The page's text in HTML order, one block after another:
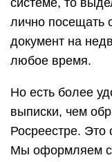
системе, то
лично посещать
документ на
любое время.
Но есть более
выписки, чем
Росреестре.
Мы оформляем